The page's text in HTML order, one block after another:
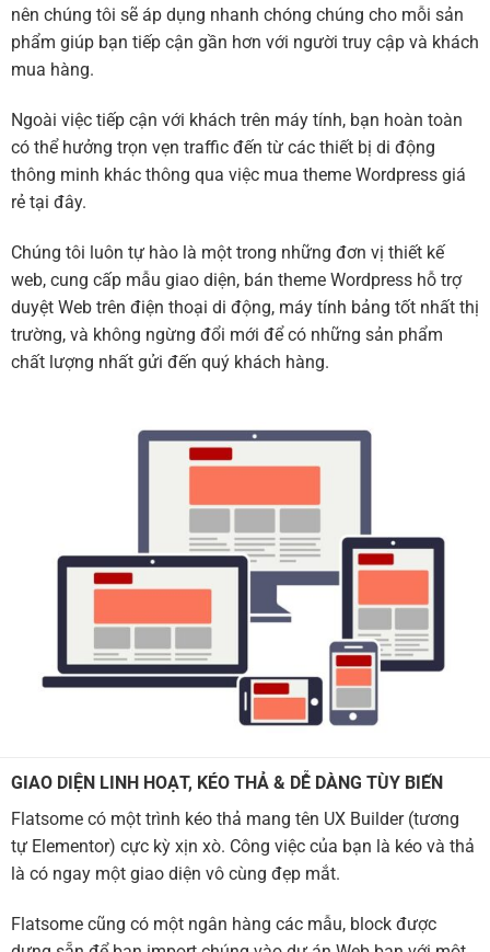
nên chúng tôi sẽ áp dụng nhanh chóng chúng cho mỗi sản
phẩm giúp bạn tiếp cận gần hơn với người truy cập và khách
mua hàng.
Ngoài việc tiếp cận với khách trên máy tính, bạn hoàn toàn
có thể hưởng trọn vẹn traffic đến từ các thiết bị di động
thông minh khác thông qua việc mua theme Wordpress giá
rẻ tại đây.
Chúng tôi luôn tự hào là một trong những đơn vị thiết kế
web, cung cấp mẫu giao diện, bán theme Wordpress hỗ trợ
duyệt Web trên điện thoại di động, máy tính bảng tốt nhất thị
trường, và không ngừng đổi mới để có những sản phẩm
chất lượng nhất gửi đến quý khách hàng.
GIAO DIỆN LINH HOẠT, KÉO THẢ & DỄ DÀNG TÙY BIẾN
Flatsome có một trình kéo thả mang tên UX Builder (tương
tự Elementor) cực kỳ xịn xò. Công việc của bạn là kéo và thả
là có ngay một giao diện vô cùng đẹp mắt.
Flatsome cũng có một ngân hàng các mẫu, block được